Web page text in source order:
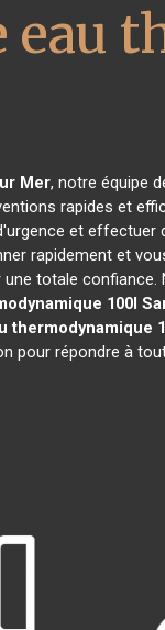
eau
Mer, notre équipe
rapides et
et
rapidement et
une totale
100l
thermodynamique
pour répondre à